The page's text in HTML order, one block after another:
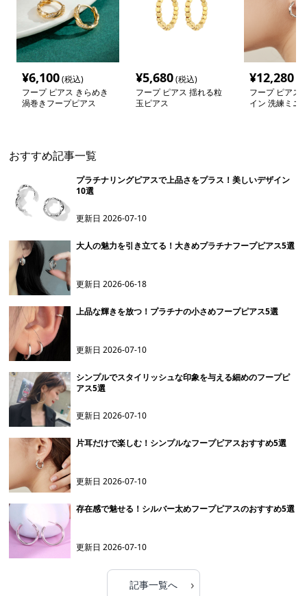
¥6,100(税込)
フープ ピアス きらめき
渦巻きフープピアス
¥5,680(税込)
フープ ピアス 揺れる粒
玉ピアス
¥12,280
フープ ピアス
イン 洗練ミニ
おすすめ記事一覧
プラチナリングピアスで上品さをプラス！美しいデザイン
10選
更新日2026-07-10
大人の魅力を引き立てる！大きめプラチナフープピアス5選
更新日2026-06-18
上品な輝きを放つ！プラチナの小さめフープピアス5選
更新日2026-07-10
シンプルでスタイリッシュな印象を与える細めのフープピ
アス5選
更新日2026-07-10
片耳だけで楽しむ！シンプルなフープピアスおすすめ5選
更新日2026-07-10
存在感で魅せる！シルバー太めフープピアスのおすすめ5選
更新日2026-07-10
記事一覧へ ›